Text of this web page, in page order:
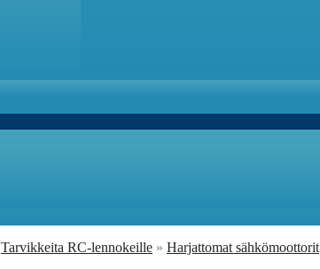
Tarvikkeita RC-lennokeille » Harjattomat sähkömoottorit